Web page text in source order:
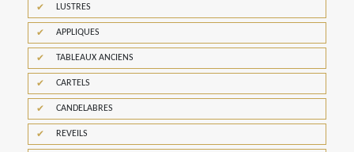
LUSTRES
APPLIQUES
TABLEAUX ANCIENS
CARTELS
CANDELABRES
REVEILS